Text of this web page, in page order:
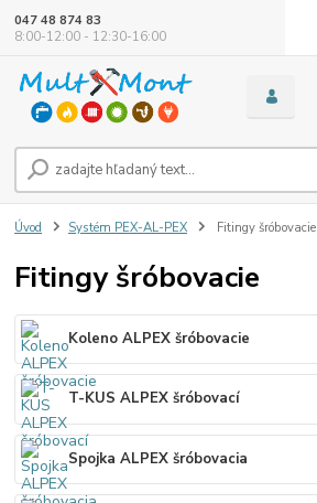
047 48 874 83
8:00-12:00 - 12:30-16:00
Úvod Systém PEX-AL-PEX Fitingy šróbovacie
Fitingy šróbovacie
Koleno ALPEX šróbovacie
T-KUS ALPEX šróbovací
Spojka ALPEX šróbovacia